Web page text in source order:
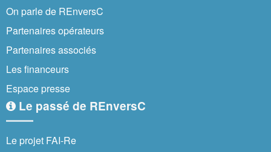
On parle de REnversC
Partenaires opérateurs
Partenaires associés
Les financeurs
Espace presse
Le passé de REnversC
Le projet FAI-Re